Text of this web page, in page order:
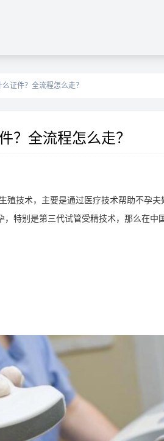
证件？全流程怎么走？
？全流程怎么走？
殖技术，主要是通过医疗技术帮助不孕
特别是第三代试管受精技术，那么在中